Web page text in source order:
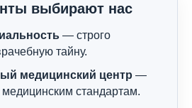
выбирают нас
— строго
тайну.
медицинский центр —
стандартам.